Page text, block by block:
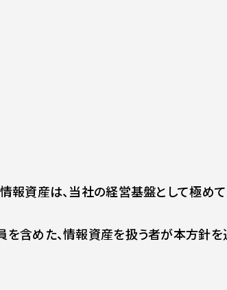
報資産は、当社の経営基盤として極め
含めた、情報資産を扱う者が本方針を